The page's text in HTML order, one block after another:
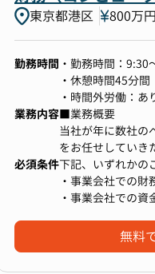
東京都港区 800万
勤務時間 ・勤務時間：9:30
・休憩時間45分
・時間外労働：あ
・フレックス制度
業務内容■業務概要
当社が年に数社の
をお任せしていき
自己のキャリアッ
だけでなく税務
え、マルチタスク
【具体的な業務詳
必須条件下記、いずれかの
・事業会社での
・事業会社での
無料